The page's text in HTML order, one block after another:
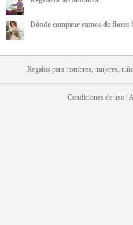
Dónde comprar ramos de flores
Regalos para hombres, mujeres,
Condiciones de uso |